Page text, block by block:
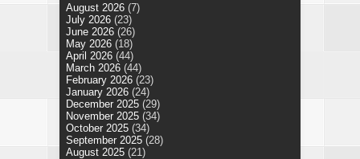
August 2026 (7)
July 2026 (23)
June 2026 (26)
May 2026 (18)
April 2026 (44)
March 2026 (44)
February 2026 (23)
January 2026 (24)
December 2025 (29)
November 2025 (34)
October 2025 (34)
September 2025 (28)
August 2025 (21)